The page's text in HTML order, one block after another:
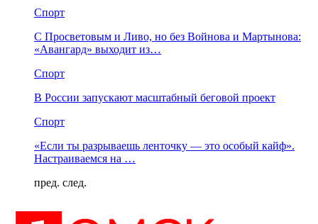
Спорт
С Просветовым и Ливо, но без Войнова и Мартынова:
«Авангард» выходит из…
Спорт
В России запускают масштабный беговой проект
Спорт
«Если ты разрываешь ленточку — это особый кайф».
Настраиваемся на …
пред. след.